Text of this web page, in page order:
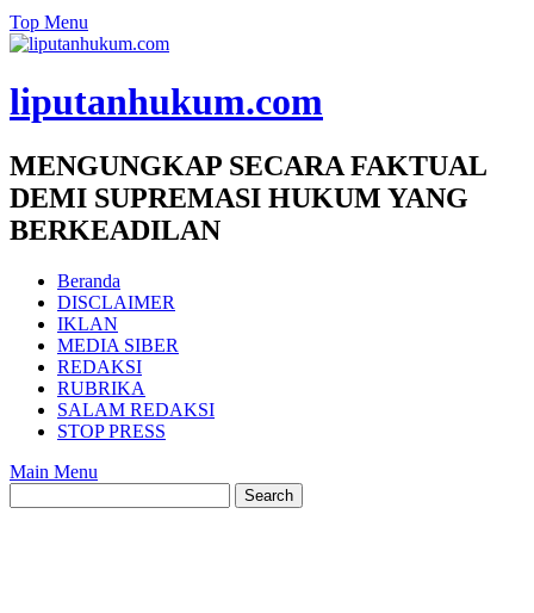
Top Menu
liputanhukum.com
MENGUNGKAP SECARA FAKTUAL
DEMI SUPREMASI HUKUM YANG
BERKEADILAN
Beranda
DISCLAIMER
IKLAN
MEDIA SIBER
REDAKSI
RUBRIKA
SALAM REDAKSI
STOP PRESS
Main Menu